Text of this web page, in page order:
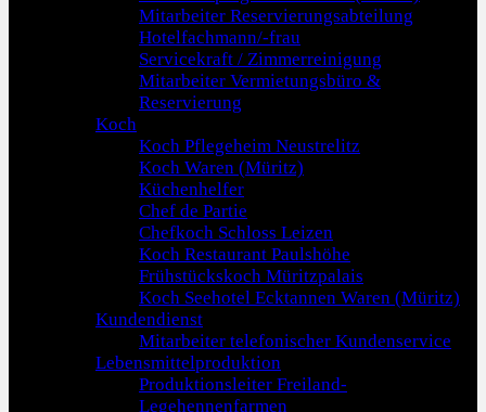
Mitarbeiter Reservierungsabteilung
Hotelfachmann/-frau
Servicekraft / Zimmerreinigung
Mitarbeiter Vermietungsbüro &
Reservierung
Koch
Koch Pflegeheim Neustrelitz
Koch Waren (Müritz)
Küchenhelfer
Chef de Partie
Chefkoch Schloss Leizen
Koch Restaurant Paulshöhe
Frühstückskoch Müritzpalais
Koch Seehotel Ecktannen Waren (Müritz)
Kundendienst
Mitarbeiter telefonischer Kundenservice
Lebensmittelproduktion
Produktionsleiter Freiland-
Legehennenfarmen